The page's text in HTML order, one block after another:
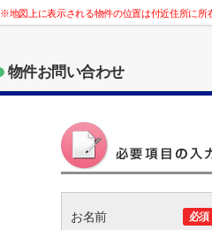
※地図上に表示される物件の位置は付近住所に所
物件お問い合わせ
お名前 必須